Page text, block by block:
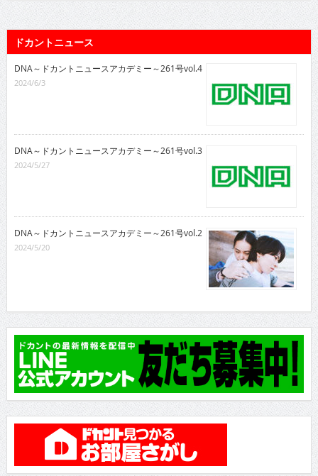
ドカントニュース
DNA～ドカントニュースアカデミー～261号vol.4
2024/6/3
DNA～ドカントニュースアカデミー～261号vol.3
2024/5/27
DNA～ドカントニュースアカデミー～261号vol.2
2024/5/20